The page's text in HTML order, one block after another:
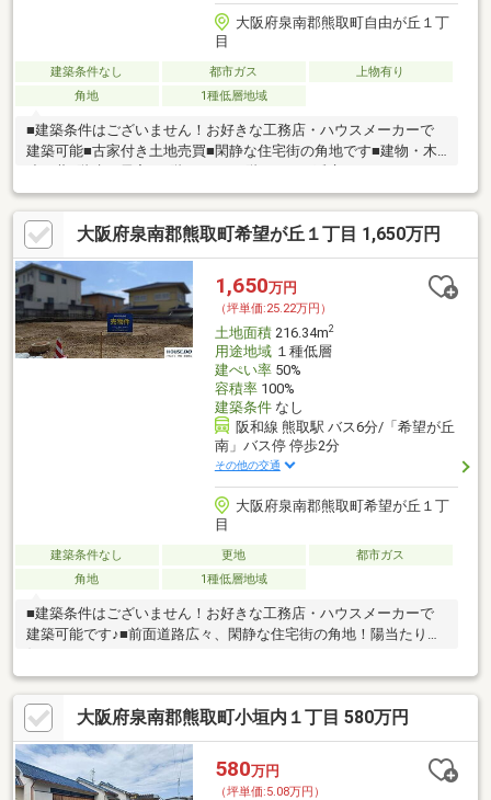
大阪府泉南郡熊取町自由が丘１丁
目
建築条件なし 都市ガス
上物有り
角地
1種低層地域
■建築条件はございません！お好きな工務店・ハウスメーカーで
建築可能■古家付き土地売買■閑静な住宅街の角地です■建物・木
造瓦葺2階建・居宅・1階62.10m22階36.43m2延床98.53m2
大阪府泉南郡熊取町希望が丘１丁目 1,650万円
1,650万円
（坪単価:25.22万円）
土地面積216.34m2
用途地域１種低層
建ぺい率50%
容積率100%
建築条件なし
阪和線 熊取駅 バス6分/「希望が丘
南」バス停 停歩2分
その他の交通
大阪府泉南郡熊取町希望が丘１丁
目
建築条件なし 更地
都市ガス
角地
1種低層地域
■建築条件はございません！お好きな工務店・ハウスメーカーで
建築可能です♪■前面道路広々、閑静な住宅街の角地！陽当たり良
大阪府泉南郡熊取町小垣内１丁目 580万円
580万円
（坪単価:5.08万円）